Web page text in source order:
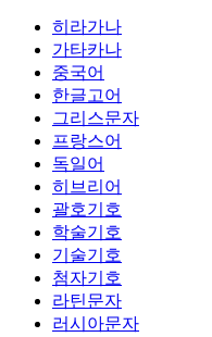
히라가나
가타카나
중국어
한글고어
그리스문자
프랑스어
독일어
히브리어
괄호기호
학술기호
기술기호
첨자기호
라틴문자
러시아문자